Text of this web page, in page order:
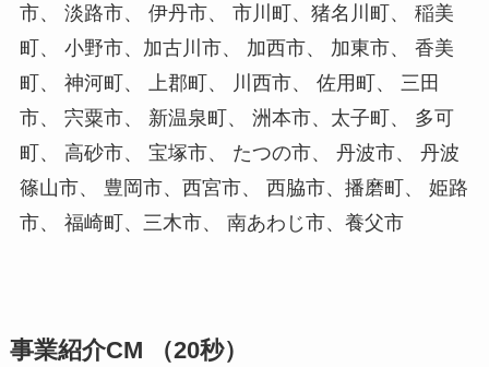
市、 淡路市、 伊丹市、 市川町、猪名川町、 稲美
町、 小野市、加古川市、 加西市、 加東市、 香美
町、 神河町、 上郡町、 川西市、 佐用町、 三田
市、 宍粟市、 新温泉町、 洲本市、太子町、 多可
町、 高砂市、 宝塚市、 たつの市、 丹波市、 丹波
篠山市、 豊岡市、西宮市、 西脇市、播磨町、 姫路
市、 福崎町、三木市、 南あわじ市、養父市
事業紹介CM （20秒）